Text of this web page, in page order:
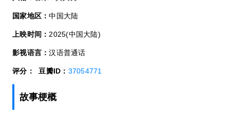
国家地区：中国大陆
上映时间： 2025(中国大陆)
影视语言：汉语普通话
评分： 豆瓣ID： 37054771
故事梗概